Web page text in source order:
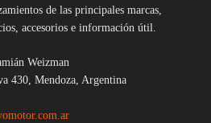
de las principales marcas,
accesorios e información útil.
Weizman
430, Mendoza, Argentina